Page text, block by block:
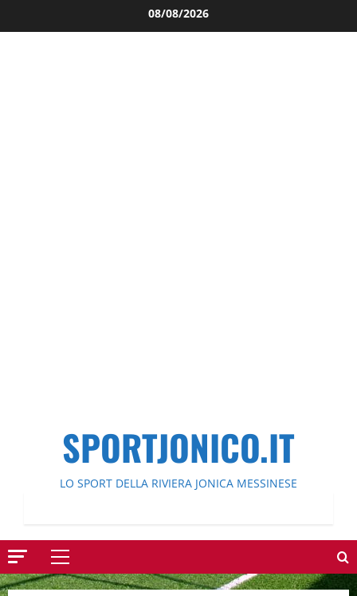
al
08/08/2026
SPORTJONICO.IT
LO SPORT DELLA RIVIERA JONICA MESSINESE
Menu
principale